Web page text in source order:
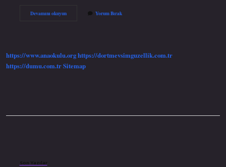
Devamını okuyunMerakli
Yorum Bırak
https://www.anaokulu.orghttps://dortmevsimguzellik.com.tr
https://dumu.com.trSitemap
Son Yazılar